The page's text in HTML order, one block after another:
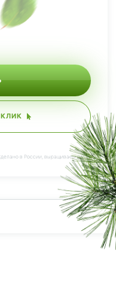
в России, выращиваем сами.